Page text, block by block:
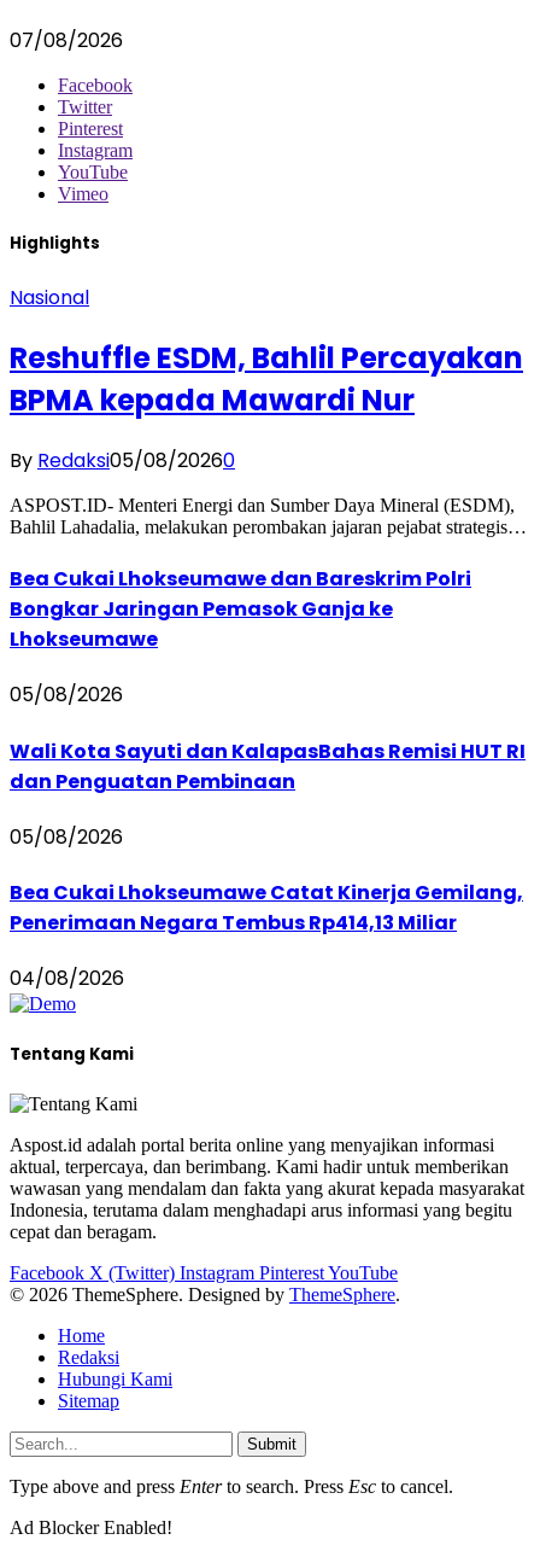
07/08/2026
Facebook
Twitter
Pinterest
Instagram
YouTube
Vimeo
Highlights
Nasional
Reshuffle ESDM, Bahlil Percayakan
BPMA kepada Mawardi Nur
By Redaksi05/08/20260
ASPOST.ID- Menteri Energi dan Sumber Daya Mineral (ESDM),
Bahlil Lahadalia, melakukan perombakan jajaran pejabat strategis…
Bea Cukai Lhokseumawe dan Bareskrim Polri
Bongkar Jaringan Pemasok Ganja ke
Lhokseumawe
05/08/2026
Wali Kota Sayuti dan KalapasBahas Remisi HUT RI
dan Penguatan Pembinaan
05/08/2026
Bea Cukai Lhokseumawe Catat Kinerja Gemilang,
Penerimaan Negara Tembus Rp414,13 Miliar
04/08/2026
Tentang Kami
Aspost.id adalah portal berita online yang menyajikan informasi
aktual, terpercaya, dan berimbang. Kami hadir untuk memberikan
wawasan yang mendalam dan fakta yang akurat kepada masyarakat
Indonesia, terutama dalam menghadapi arus informasi yang begitu
cepat dan beragam.
Facebook X (Twitter) Instagram PinterestYouTube
© 2026 ThemeSphere. Designed by ThemeSphere.
Home
Redaksi
Hubungi Kami
Sitemap
Submit
Type above and press Enterto search. Press Esc to cancel.
Ad Blocker Enabled!